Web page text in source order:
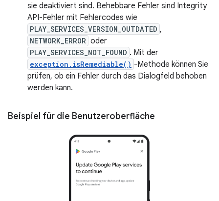
sie deaktiviert sind. Behebbare Fehler sind Integrity
API-Fehler mit Fehlercodes wie
PLAY_SERVICES_VERSION_OUTDATED ,
NETWORK_ERROR oder
PLAY_SERVICES_NOT_FOUND . Mit der
exception.isRemediable() -Methode können Sie
prüfen, ob ein Fehler durch das Dialogfeld behoben
werden kann.
Beispiel für die Benutzeroberfläche